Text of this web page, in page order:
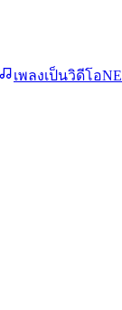
เพลงเป็นวิดีโอ